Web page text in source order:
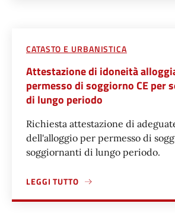
CATASTO E URBANISTICA
Attestazione di idoneità
permesso di soggiorno CE per
di lungo periodo
Richiesta attestazione di
dell'alloggio per permesso di
soggiornanti di lungo periodo.
LEGGI TUTTO
A PROPOSITO DI ATTESTAZIONE DI